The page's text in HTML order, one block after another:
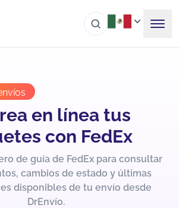
en línea tus
con FedEx
de guía de FedEx para consultar
cambios de estado y últimas
disponibles de tu envío desde
DrEnvío.